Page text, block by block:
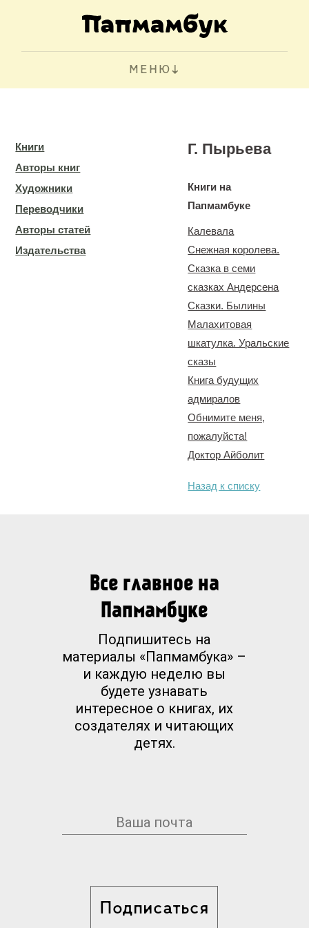
МЕНЮ
Книги
Авторы книг
Художники
Переводчики
Авторы статей
Издательства
Г. Пырьева
Книги на
Папмамбуке
Калевала
Снежная королева.
Сказка в семи
сказках Андерсена
Сказки. Былины
Малахитовая
шкатулка. Уральские
сказы
Книга будущих
адмиралов
Обнимите меня,
пожалуйста!
Доктор Айболит
Назад к списку
Все главное на
Папмамбуке
Подпишитесь на
материалы «Папмамбука» –
и каждую неделю вы
будете узнавать
интересное о книгах, их
создателях и читающих
детях.
Подписаться